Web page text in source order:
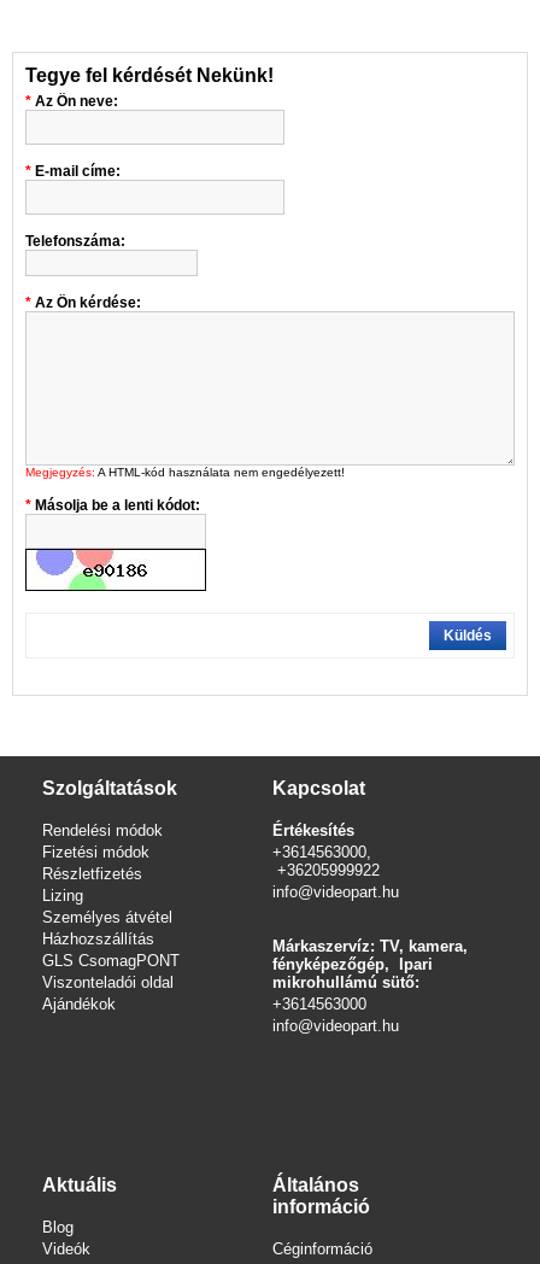
Tegye fel kérdését Nekünk!
Az Ön neve:
E-mail címe:
Telefonszáma:
Az Ön kérdése:
Megjegyzés: A HTML-kód használata nem engedélyezett!
Másolja be a lenti kódot:
Küldés
Szolgáltatások
Rendelési módok
Fizetési módok
Részletfizetés
Lizing
Személyes átvétel
Házhozszállítás
GLS CsomagPONT
Viszonteladói oldal
Ajándékok
Kapcsolat
Értékesítés
+3614563000,
+36205999922
info@videopart.hu
Márkaszervíz: TV, kamera,
fényképezőgép, Ipari
mikrohullámú sütő:
+3614563000
info@videopart.hu
Aktuális
Blog
Videók
Általános
információ
Céginformáció